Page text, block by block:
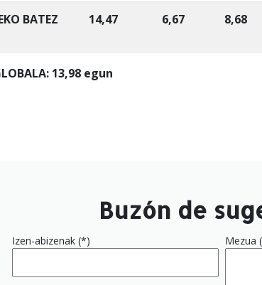
BATEZ
14,47 6,67 8,68
13,98 egun
Buzón de
Izen-abizenak (*) Mezua